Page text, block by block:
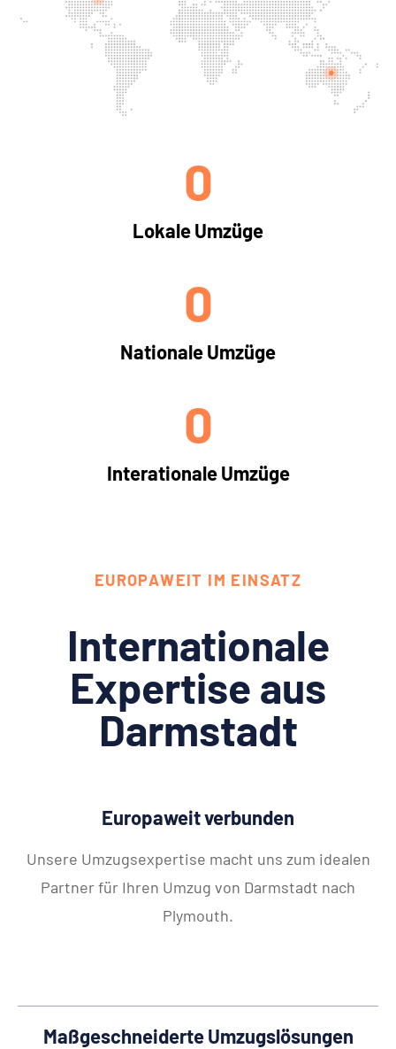
Lokale Umzüge
0
Nationale Umzüge
0
Interationale Umzüge
0
EUROPAWEIT IM EINSATZ
Internationale
Expertise aus
Darmstadt
Europaweit verbunden
Unsere Umzugsexpertise macht uns zum idealen
Partner für Ihren Umzug von Darmstadt nach
Plymouth.
Maßgeschneiderte Umzugslösungen